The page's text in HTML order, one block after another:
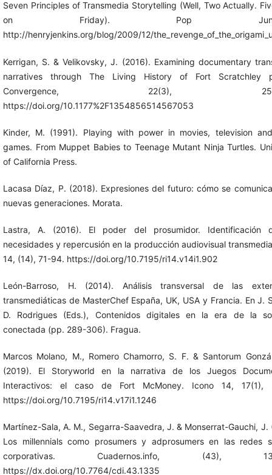
Seven Principles of Transmedia Storytelling (Well, Two Actually.
on Friday). Pop
http://henryjenkins.org/blog/2009/12/
Kerrigan, S. & Velikovsky, J. (2016). Examining documentary
narratives through The Living History of Fort Scratchley
Convergence, 22(3), 250-
https://doi.org/10.1177%2F1354856514567053
Kinder, M. (1991). Playing with power in movies, television
games. From Muppet Babies to Teenage Mutant Ninja Turtles.
of California Press.
Lacasa Díaz, P. (2018). Expresiones del futuro: cómo se
nuevas generaciones. Morata.
Lastra, A. (2016). El poder del prosumidor. Identificación
necesidades y repercusión en la producción audiovisual
14, (14), 71-94. https://doi.org/10.7195/ri14.v14i1.902
León-Barroso, H. (2014). Análisis transversal de las
transmediáticas de MasterChef España, UK, USA y Francia. En J.
D. Rodrigues (Eds.), Contenidos digitales en la era de la
conectada (pp. 289-306). Fragua.
Marcos Molano, M., Romero Chamorro, S. F. & Santorum
(2019). El Storyworld en la narrativa de los Juegos
Interactivos: el caso de Fort McMoney. Icono 14, 17(1),
https://doi.org/10.7195/ri14.v17i1.1246
Martínez-Sala, A. M., Segarra-Saavedra, J. & Monserrat-Gauchi, J.
Los millennials como prosumers y adprosumers en las redes
corporativas. Cuadernos.info, (43),
https://dx.doi.org/10.7764/cdi.43.1335